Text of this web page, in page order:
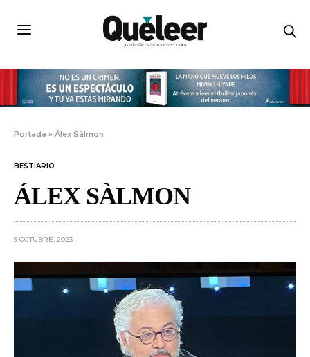
Portada »Álex Sàlmon
BESTIARIO
ÁLEX SÀLMON
9 OCTUBRE, 2023